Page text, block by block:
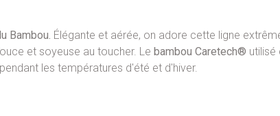
Bambou. Élégante et aérée, on adore cette ligne
et soyeuse au toucher. Le bambou Caretech® utilisé
les températures d'été et d'hiver.